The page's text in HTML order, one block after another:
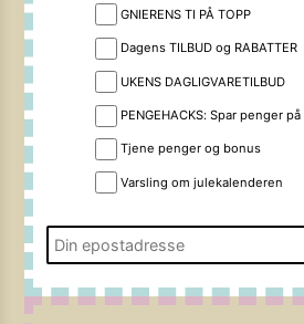
GNIERENS TI PÅ TOPP
Dagens TILBUD og RABATTER
UKENS DAGLIGVARETILBUD
PENGEHACKS: Spar penger
Tjene penger og bonus
Varsling om julekalenderen